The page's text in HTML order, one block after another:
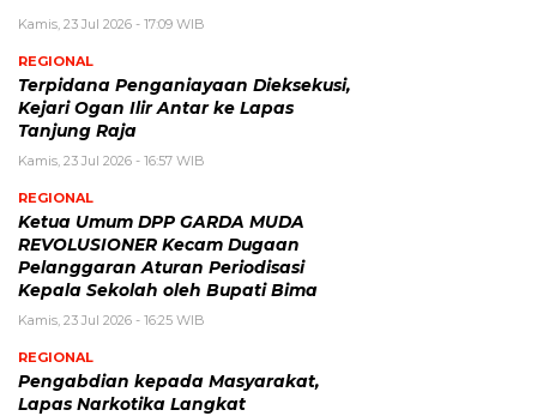
Kamis, 23 Jul 2026 - 17:09 WIB
REGIONAL
Terpidana Penganiayaan Dieksekusi,
Kejari Ogan Ilir Antar ke Lapas
Tanjung Raja
Kamis, 23 Jul 2026 - 16:57 WIB
REGIONAL
Ketua Umum DPP GARDA MUDA
REVOLUSIONER Kecam Dugaan
Pelanggaran Aturan Periodisasi
Kepala Sekolah oleh Bupati Bima
Kamis, 23 Jul 2026 - 16:25 WIB
REGIONAL
Pengabdian kepada Masyarakat,
Lapas Narkotika Langkat